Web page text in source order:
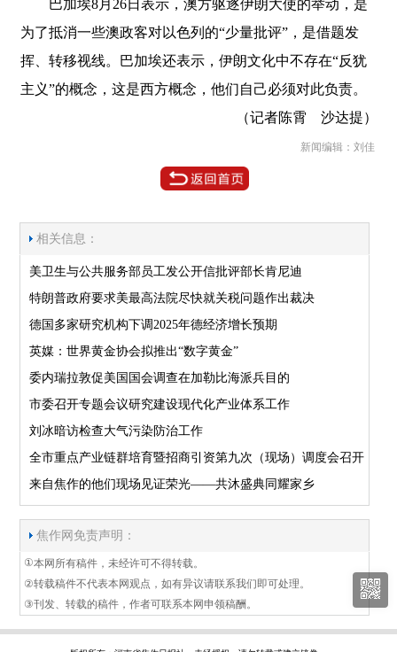
巴加埃8月26日表示，澳方驱逐伊朗大使的举动，是
为了抵消一些澳政客对以色列的“少量批评”，是借题发
挥、转移视线。巴加埃还表示，伊朗文化中不存在“反犹
主义”的概念，这是西方概念，他们自己必须对此负责。
（记者陈霄 沙达提）
新闻编辑：刘佳
相关信息：
美卫生与公共服务部员工发公开信批评部长肯尼迪
特朗普政府要求美最高法院尽快就关税问题作出裁决
德国多家研究机构下调2025年德经济增长预期
英媒：世界黄金协会拟推出“数字黄金”
委内瑞拉敦促美国国会调查在加勒比海派兵目的
市委召开专题会议研究建设现代化产业体系工作
刘冰暗访检查大气污染防治工作
全市重点产业链群培育暨招商引资第九次（现场）调度会召开
来自焦作的他们现场见证荣光——共沐盛典同耀家乡
焦作网免责声明：
①本网所有稿件，未经许可不得转载。
②转载稿件不代表本网观点，如有异议请联系我们即可处理。
③刊发、转载的稿件，作者可联系本网申领稿酬。